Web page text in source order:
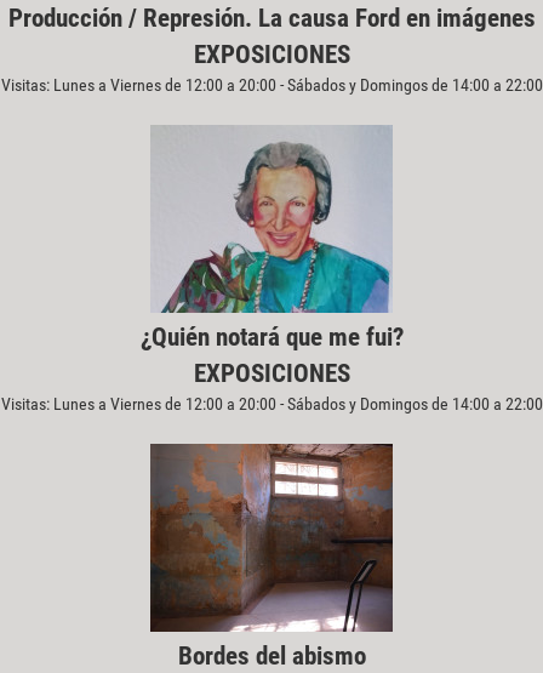
Producción / Represión. La causa Ford en imágenes
EXPOSICIONES
Visitas: Lunes a Viernes de 12:00 a 20:00 - Sábados y Domingos de 14:00 a 22:00
¿Quién notará que me fui?
EXPOSICIONES
Visitas: Lunes a Viernes de 12:00 a 20:00 - Sábados y Domingos de 14:00 a 22:00
Bordes del abismo